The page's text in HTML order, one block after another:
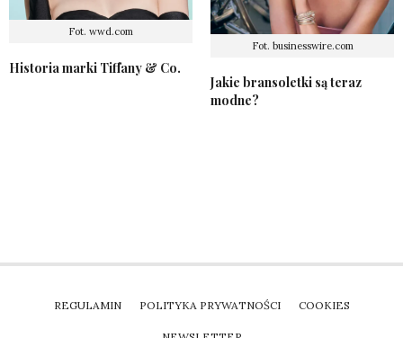
Fot. wwd.com
Historia marki Tiffany & Co.
Fot. businesswire.com
Jakie bransoletki są teraz
modne?
REGULAMIN POLITYKA PRYWATNOŚCI COOKIES